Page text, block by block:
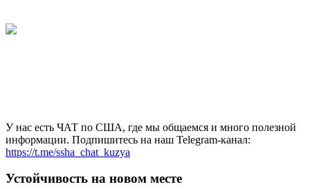
У нас есть ЧАТ по США, где мы общаемся и много полезной
информации. Подпишитесь на наш Telegram-канал:
https://t.me/ssha_chat_kuzya
Устойчивость на новом месте